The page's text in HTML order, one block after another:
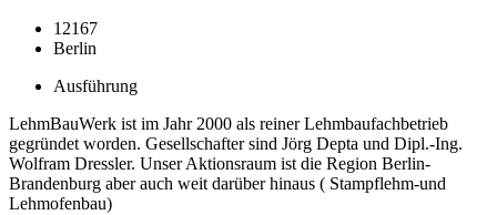
12167
Berlin
Ausführung
LehmBauWerk ist im Jahr 2000 als reiner Lehmbaufachbetrieb
gegründet worden. Gesellschafter sind Jörg Depta und Dipl.-Ing.
Wolfram Dressler. Unser Aktionsraum ist die Region Berlin-
Brandenburg aber auch weit darüber hinaus ( Stampflehm-und
Lehmofenbau)